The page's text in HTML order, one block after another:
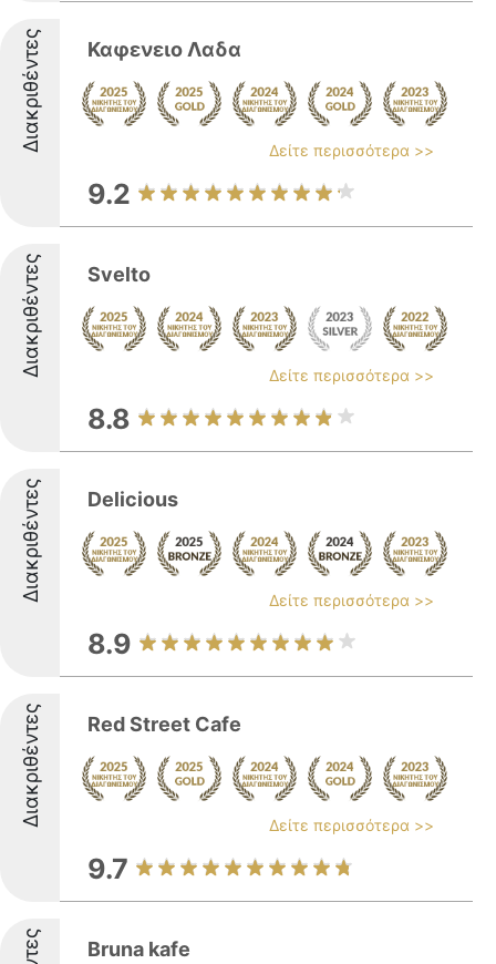
Διακριθέντες Καφενειο Λαδα
Δείτε περισσότερα >>
9.2
Διακριθέντες Svelto
Δείτε περισσότερα >>
8.8
Διακριθέντες Delicious
Δείτε περισσότερα >>
8.9
Διακριθέντες Red Street Cafe
Δείτε περισσότερα >>
9.7
Bruna kafe